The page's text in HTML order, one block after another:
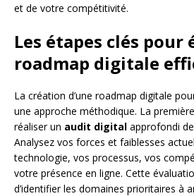
et de votre compétitivité.
Les étapes clés pour
roadmap digitale
La création d’une roadmap digitale
une approche méthodique. La
réaliser un audit digital approfondi
Analysez vos forces et faiblesses
technologie, vos processus, vos
votre présence en ligne. Cette
d’identifier les domaines prioritaires à